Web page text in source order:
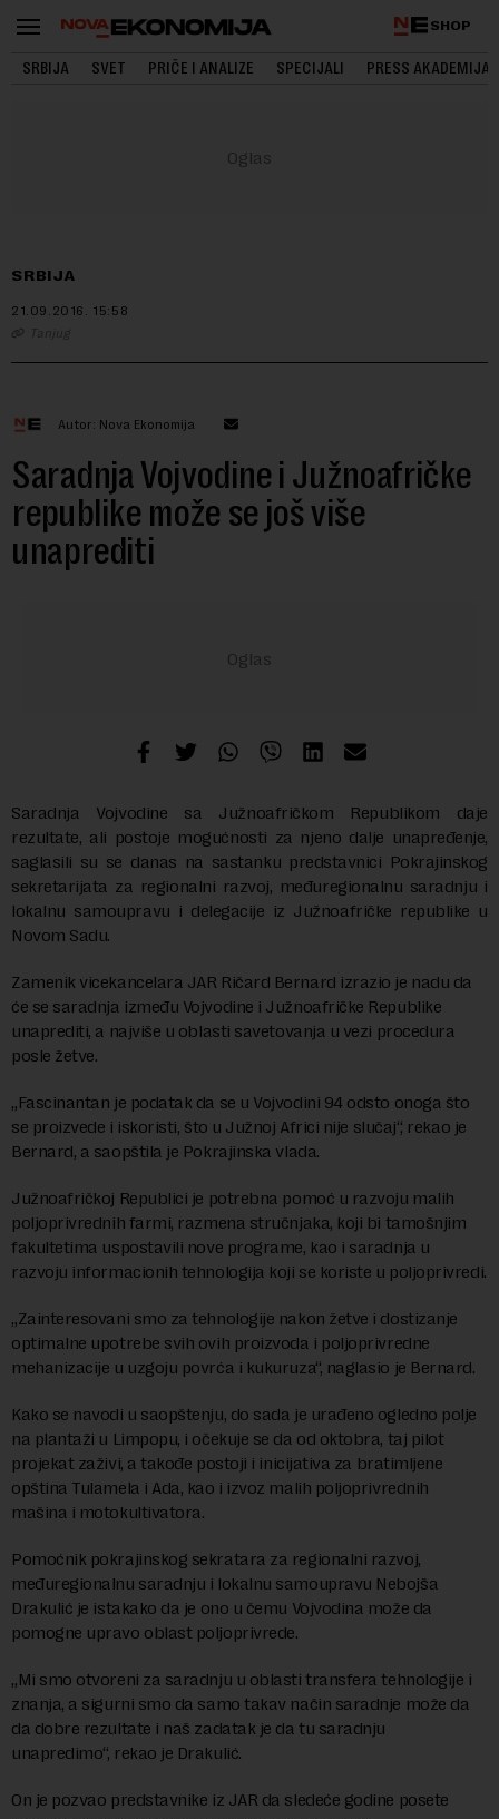
SHOP
SRBIJA SVET PRIČE I ANALIZE SPECIJALI PRESS AKADEMIJA
SRBIJA
21.09.2016. 15:58
Tanjug
Autor: Nova Ekonomija
Saradnja Vojvodine i Južnoafričke
republike može se još više
unaprediti
Saradnja Vojvodine sa Južnoafričkom Republikom daje
rezultate, ali postoje mogućnosti za njeno dalje unapređenje,
saglasili su se danas na sastanku predstavnici Pokrajinskog
sekretarijata za regionalni razvoj, međuregionalnu saradnju i
lokalnu samoupravu i delegacije iz Južnoafričke republike u
Novom Sadu.
Zamenik vicekancelara JAR Ričard Bernard izrazio je nadu da
će se saradnja između Vojvodine i Južnoafričke Republike
unaprediti, a najviše u oblasti savetovanja u vezi procedura
posle žetve.
„Fascinantan je podatak da se u Vojvodini 94 odsto onoga što
se proizvede i iskoristi, što u Južnoj Africi nije slučaj“, rekao je
Bernard, a saopštila je Pokrajinska vlada.
Južnoafričkoj Republici je potrebna pomoć u razvoju malih
poljoprivrednih farmi, razmena stručnjaka, koji bi tamošnjim
fakultetima uspostavili nove programe, kao i saradnja u
razvoju informacionih tehnologija koji se koriste u poljoprivredi.
„Zainteresovani smo za tehnologije nakon žetve i dostizanje
optimalne upotrebe svih ovih proizvoda i poljoprivredne
mehanizacije u uzgoju povrća i kukuruza“, naglasio je Bernard.
Kako se navodi u saopštenju, do sada je urađeno ogledno polje
na plantaži u Limpopu, i očekuje se da od oktobra, taj pilot
projekat zaživi, a takođe postoji i inicijativa za bratimljene
opština Tulamela i Ada, kao i izvoz malih poljoprivrednih
mašina i motokultivatora.
Pomoćnik pokrajinskog sekratara za regionalni razvoj,
međuregionalnu saradnju i lokalnu samoupravu Nebojša
Drakulić je istakako da je ono u čemu Vojvodina može da
pomogne upravo oblast poljoprivrede.
„Mi smo otvoreni za saradnju u oblasti transfera tehnologije i
znanja, a sigurni smo da samo takav način saradnje može da
da dobre rezultate i naš zadatak je da tu saradnju
unapredimo“, rekao je Drakulić.
On je pozvao predstavnike iz JAR da sledeće godine posete